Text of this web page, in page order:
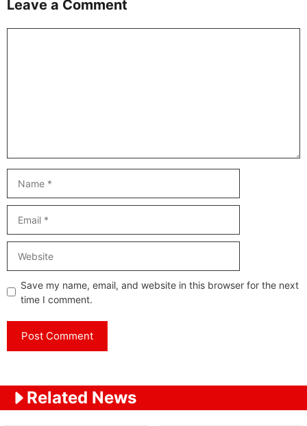
Leave a Comment
Save my name, email, and website in this browser for the next
time I comment.
Related News